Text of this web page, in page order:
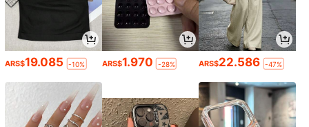
ARS$19.085 -10% ARS$1.970 -28% ARS$22.586 -47%